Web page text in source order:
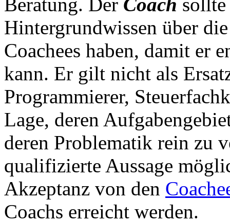
Hintergrundwissen über
Coachees haben, damit er
kann. Er gilt nicht als
Programmierer,
Lage, deren
deren Problematik rein zu
qualifizierte Aussage
Akzeptanz von den
Coachs erreicht werden.